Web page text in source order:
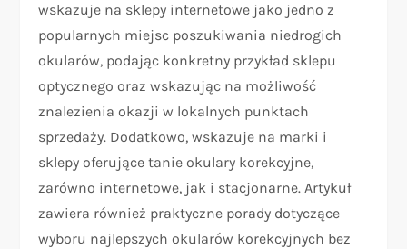
wskazuje na sklepy internetowe jako jedno z
popularnych miejsc poszukiwania niedrogich
okularów, podając konkretny przykład sklepu
optycznego oraz wskazując na możliwość
znalezienia okazji w lokalnych punktach
sprzedaży. Dodatkowo, wskazuje na marki i
sklepy oferujące tanie okulary korekcyjne,
zarówno internetowe, jak i stacjonarne. Artykuł
zawiera również praktyczne porady dotyczące
wyboru najlepszych okularów korekcyjnych bez